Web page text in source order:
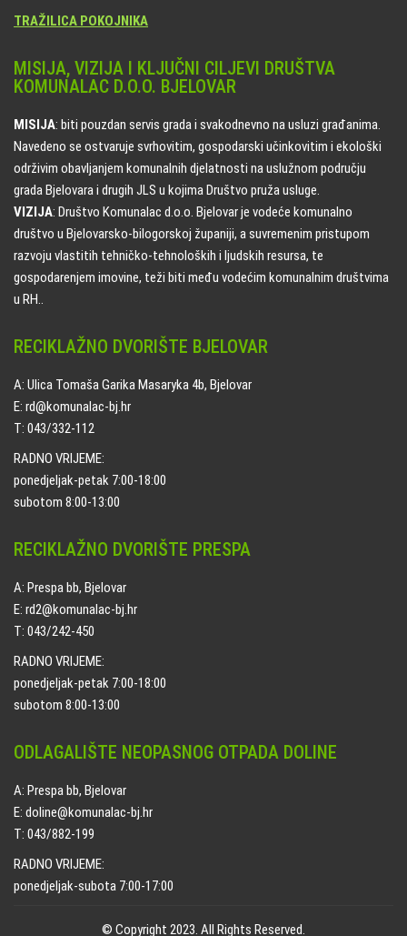
TRAŽILICA POKOJNIKA
MISIJA, VIZIJA I KLJUČNI CILJEVI DRUŠTVA
KOMUNALAC D.O.O. BJELOVAR
MISIJA: biti pouzdan servis grada i svakodnevno na usluzi građanima.
Navedeno se ostvaruje svrhovitim, gospodarski učinkovitim i ekološki
održivim obavljanjem komunalnih djelatnosti na uslužnom području
grada Bjelovara i drugih JLS u kojima Društvo pruža usluge.
VIZIJA: Društvo Komunalac d.o.o. Bjelovar je vodeće komunalno
društvo u Bjelovarsko-bilogorskoj županiji, a suvremenim pristupom
razvoju vlastitih tehničko-tehnoloških i ljudskih resursa, te
gospodarenjem imovine, teži biti među vodećim komunalnim društvima
u RH..
RECIKLAŽNO DVORIŠTE BJELOVAR
A: Ulica Tomaša Garika Masaryka 4b, Bjelovar
E: rd@komunalac-bj.hr
T: 043/332-112
RADNO VRIJEME:
ponedjeljak-petak 7:00-18:00
subotom 8:00-13:00
RECIKLAŽNO DVORIŠTE PRESPA
A: Prespa bb, Bjelovar
E: rd2@komunalac-bj.hr
T: 043/242-450
RADNO VRIJEME:
ponedjeljak-petak 7:00-18:00
subotom 8:00-13:00
ODLAGALIŠTE NEOPASNOG OTPADA DOLINE
A: Prespa bb, Bjelovar
E: doline@komunalac-bj.hr
T: 043/882-199
RADNO VRIJEME:
ponedjeljak-subota 7:00-17:00
© Copyright 2023. All Rights Reserved.